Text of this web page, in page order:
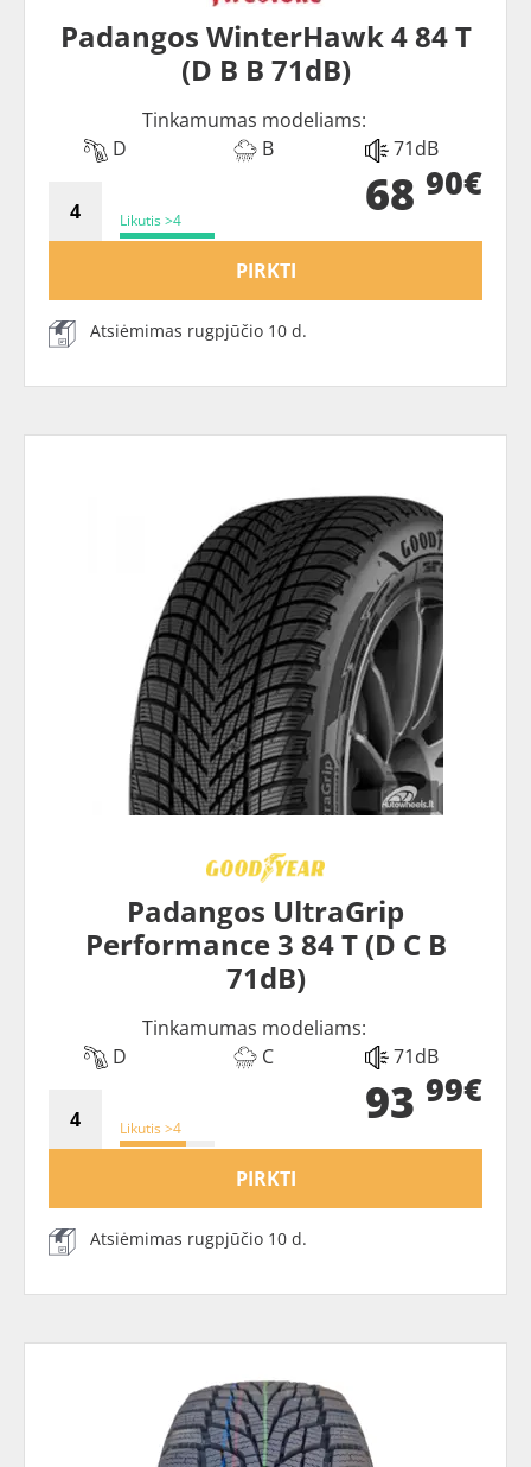
Padangos WinterHawk 4 84 T
(D B B 71dB)
Tinkamumas modeliams:
D
B 71dB
Likutis >4 68 90€
PIRKTI
Atsiėmimas rugpjūčio 10 d.
Padangos UltraGrip
Performance 3 84 T (D C B
71dB)
Tinkamumas modeliams:
D
C 71dB
Likutis >4 93 99€
PIRKTI
Atsiėmimas rugpjūčio 10 d.